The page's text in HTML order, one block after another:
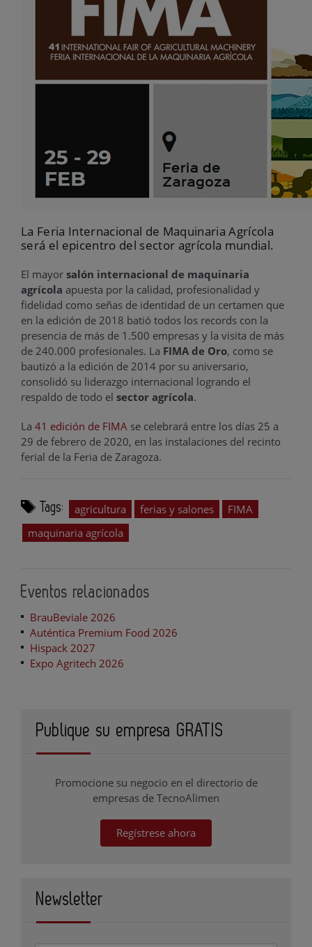
La Feria Internacional de Maquinaria Agrícola
será el epicentro del sector agrícola mundial.
El mayor salón internacional de maquinaria
agrícola apuesta por la calidad, profesionalidad y
fidelidad como señas de identidad de un certamen que
en la edición de 2018 batió todos los records con la
presencia de más de 1.500 empresas y la visita de más
de 240.000 profesionales. La FIMA de Oro, como se
bautizó a la edición de 2014 por su aniversario,
consolidó su liderazgo internacional logrando el
respaldo de todo el sector agrícola.
La 41 edición de FIMA se celebrará entre los días 25 a
29 de febrero de 2020, en las instalaciones del recinto
ferial de la Feria de Zaragoza.
Tags: agricultura ferias y salones
FIMA
maquinaria agrícola
Eventos relacionados
BrauBeviale 2026
Auténtica Premium Food 2026
Hispack 2027
Expo Agritech 2026
Publique su empresa GRATIS
Promocione su negocio en el directorio de
empresas de TecnoAlimen
Regístrese ahora
Newsletter